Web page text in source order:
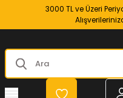
3000 TL ve Üzeri